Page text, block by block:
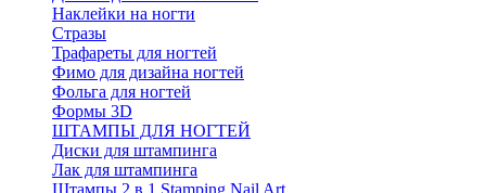
Наклейки на ногти
Стразы
Трафареты для ногтей
Фимо для дизайна ногтей
Фольга для ногтей
Формы 3D
ШТАМПЫ ДЛЯ НОГТЕЙ
Диски для штампинга
Лак для штампинга
Штампы 2 в 1 Stamping Nail Art